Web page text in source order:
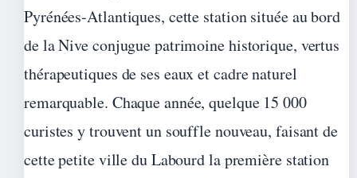
Pyrénées-Atlantiques, cette station située au bord
de la Nive conjugue patrimoine historique, vertus
thérapeutiques de ses eaux et cadre naturel
remarquable. Chaque année, quelque 15 000
curistes y trouvent un souffle nouveau, faisant de
cette petite ville du Labourd la première station